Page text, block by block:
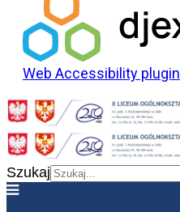
Web Accessibility plugin
Szukaj